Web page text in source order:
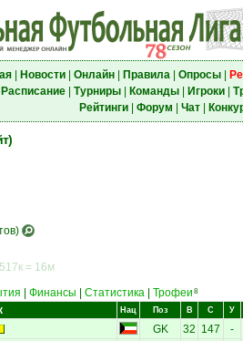
| Новости| Онлайн| Правила| Опросы|
Расписание| Турниры| Команды| Игроки|
Рейтинги| Форум Чат|
= 16м
Финансы Статистика Трофеи 8
Нац Поз В С У
GK 32 147 -